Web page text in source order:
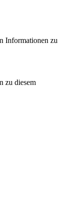
Informationen zu
zu diesem